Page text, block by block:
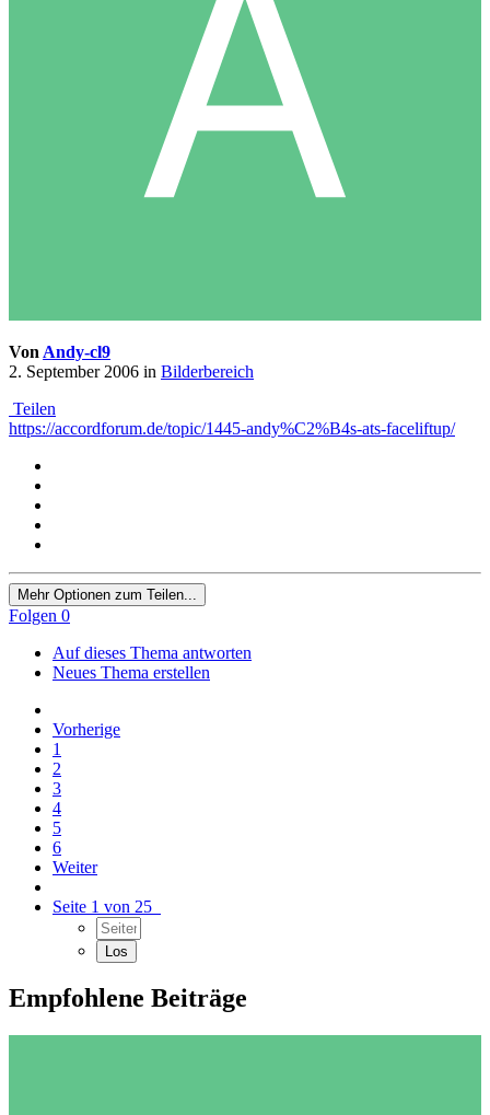
Von Andy-cl9
2. September 2006 in Bilderbereich
Teilen
https://accordforum.de/topic/1445-andy%C2%B4s-ats-faceliftup/
Mehr Optionen zum Teilen...
Folgen 0
Auf dieses Thema antworten
Neues Thema erstellen
Vorherige
1
2
3
4
5
6
Weiter
Seite 1 von 25
Empfohlene Beiträge